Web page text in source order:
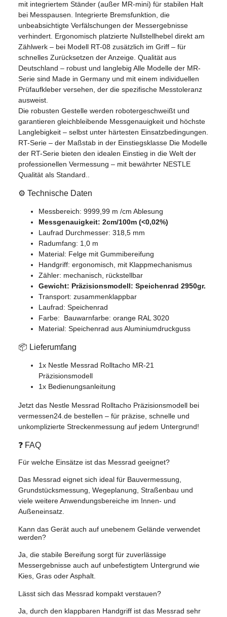
mit integriertem Ständer (außer MR-mini) für stabilen Halt
bei Messpausen. Integrierte Bremsfunktion, die
unbeabsichtigte Verfälschungen der Messergebnisse
verhindert. Ergonomisch platzierte Nullstellhebel direkt am
Zählwerk – bei Modell RT-08 zusätzlich im Griff – für
schnelles Zurücksetzen der Anzeige. Qualität aus
Deutschland – robust und langlebig Alle Modelle der MR-
Serie sind Made in Germany und mit einem individuellen
Prüfaufkleber versehen, der die spezifische Messtoleranz
ausweist.
Die robusten Gestelle werden robotergeschweißt und
garantieren gleichbleibende Messgenauigkeit und höchste
Langlebigkeit – selbst unter härtesten Einsatzbedingungen.
RT-Serie – der Maßstab in der Einstiegsklasse Die Modelle
der RT-Serie bieten den idealen Einstieg in die Welt der
professionellen Vermessung – mit bewährter NESTLE
Qualität als Standard..
⚙️ Technische Daten
Messbereich: 9999,99 m /cm Ablesung
Messgenauigkeit: 2cm/100m (<0,02%)
Laufrad Durchmesser: 318,5 mm
Radumfang: 1,0 m
Material: Felge mit Gummibereifung
Handgriff: ergonomisch, mit Klappmechanismus
Zähler: mechanisch, rückstellbar
Gewicht: Präzisionsmodell: Speichenrad 2950gr.
Transport: zusammenklappbar
Laufrad: Speichenrad
Farbe: Bauwarnfarbe: orange RAL 3020
Material: Speichenrad aus Aluminiumdruckguss
📦 Lieferumfang
1x Nestle Messrad Rolltacho MR-21
Präzisionsmodell
1x Bedienungsanleitung
Jetzt das Nestle Messrad Rolltacho Präzisionsmodell bei
vermessen24.de bestellen – für präzise, schnelle und
unkomplizierte Streckenmessung auf jedem Untergrund!
❓ FAQ
Für welche Einsätze ist das Messrad geeignet?
Das Messrad eignet sich ideal für Bauvermessung,
Grundstücksmessung, Wegeplanung, Straßenbau und
viele weitere Anwendungsbereiche im Innen- und
Außeneinsatz.
Kann das Gerät auch auf unebenem Gelände verwendet
werden?
Ja, die stabile Bereifung sorgt für zuverlässige
Messergebnisse auch auf unbefestigtem Untergrund wie
Kies, Gras oder Asphalt.
Lässt sich das Messrad kompakt verstauen?
Ja, durch den klappbaren Handgriff ist das Messrad sehr